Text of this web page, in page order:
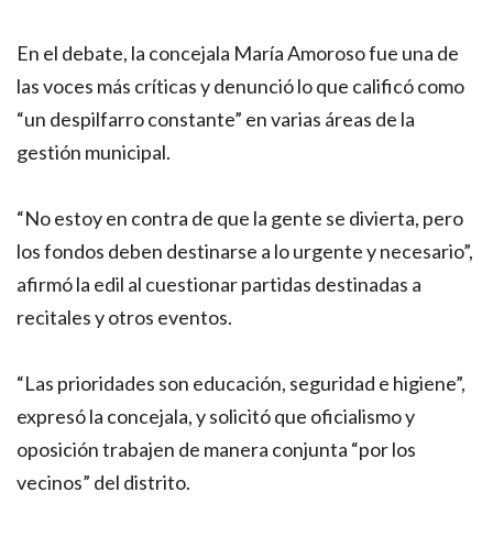
En el debate, la concejala María Amoroso fue una de
las voces más críticas y denunció lo que calificó como
“un despilfarro constante” en varias áreas de la
gestión municipal.
“No estoy en contra de que la gente se divierta, pero
los fondos deben destinarse a lo urgente y necesario”,
afirmó la edil al cuestionar partidas destinadas a
recitales y otros eventos.
“Las prioridades son educación, seguridad e higiene”,
expresó la concejala, y solicitó que oficialismo y
oposición trabajen de manera conjunta “por los
vecinos” del distrito.